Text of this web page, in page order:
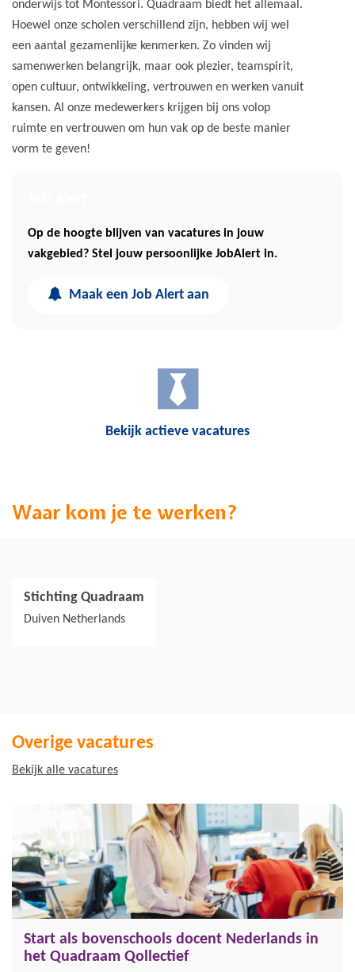
onderwijs tot Montessori. Quadraam biedt het allemaal.
Hoewel onze scholen verschillend zijn, hebben wij wel
een aantal gezamenlijke kenmerken. Zo vinden wij
samenwerken belangrijk, maar ook plezier, teamspirit,
open cultuur, ontwikkeling, vertrouwen en werken vanuit
kansen. Al onze medewerkers krijgen bij ons volop
ruimte en vertrouwen om hun vak op de beste manier
vorm te geven!
Op de hoogte blijven van vacatures in jouw
vakgebied? Stel jouw persoonlijke JobAlert in.
Maak een Job Alert aan
Bekijk actieve vacatures
Waar kom je te werken?
Stichting Quadraam
Duiven Netherlands
Jouw collega's
Overige vacatures
Bekijk alle vacatures
Start als bovenschools docent Nederlands in
het Quadraam Qollectief